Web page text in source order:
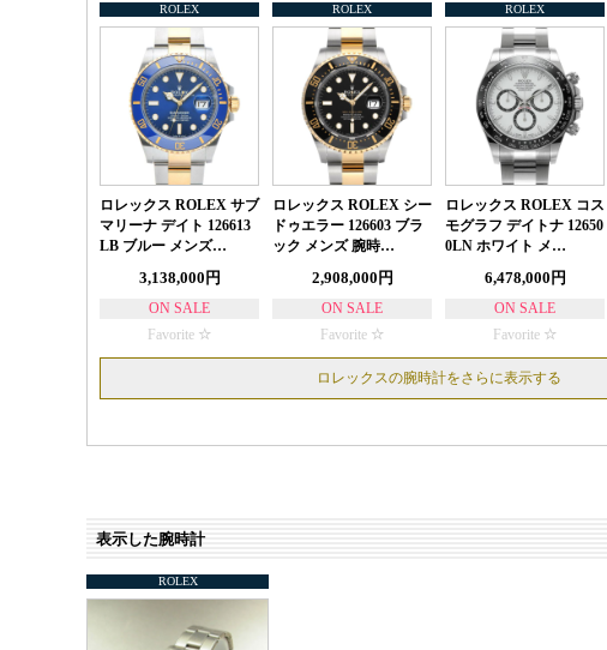
ROLEX
ロレックス ROLEX サブ
マリーナ デイト 126613
LB ブルー メンズ…
3,138,000円
ON SALE
Favorite
ROLEX
ロレックス ROLEX シー
ドゥエラー 126603 ブラ
ック メンズ 腕時…
2,908,000円
ON SALE
Favorite
ROLEX
ロレックス ROLEX コス
モグラフ デイトナ 12650
0LN ホワイト メ…
6,478,000円
ON SALE
Favorite
ロレックスの腕時計をさらに表示する
表示した腕時計
ROLEX